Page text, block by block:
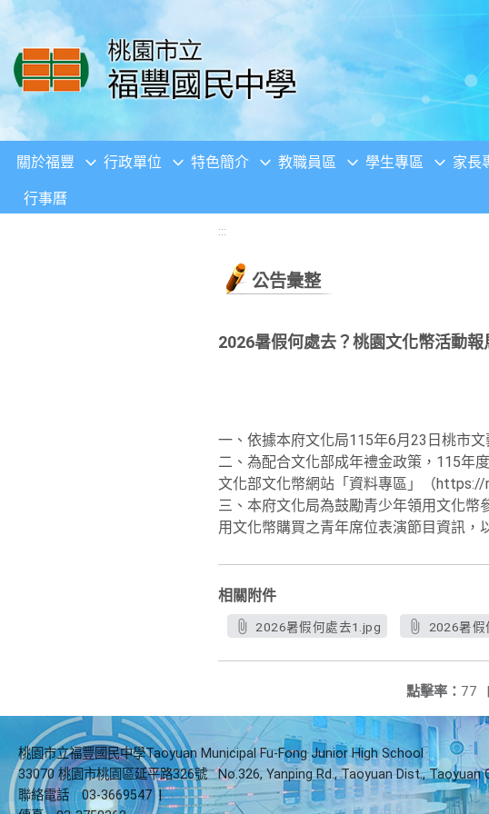
移至網頁之主要內容區位置
關於福豐 行政單位 特色簡介 教職員區 學生專區 家長
行事曆
:::
公告彙整
2026暑假何處去？桃園文化幣活動報
一、依據本府文化局115年6月23日桃市
二、為配合文化部成年禮金政策，115年
文化部文化幣網站「資料專區」（https://
三、本府文化局為鼓勵青少年領用文化
用文化幣購買之青年席位表演節目資訊，
相關附件
2026暑假何處去1.jpg 2026暑假
點擊率： 77 |
桃園市立福豐國民中學Taoyuan Municipal Fu-Fong Junior High School
33070 桃園市桃園區延平路326號
No.326, Yanping Rd., Taoyuan Dist., Taoyuan
聯絡電話
03-3669547 |